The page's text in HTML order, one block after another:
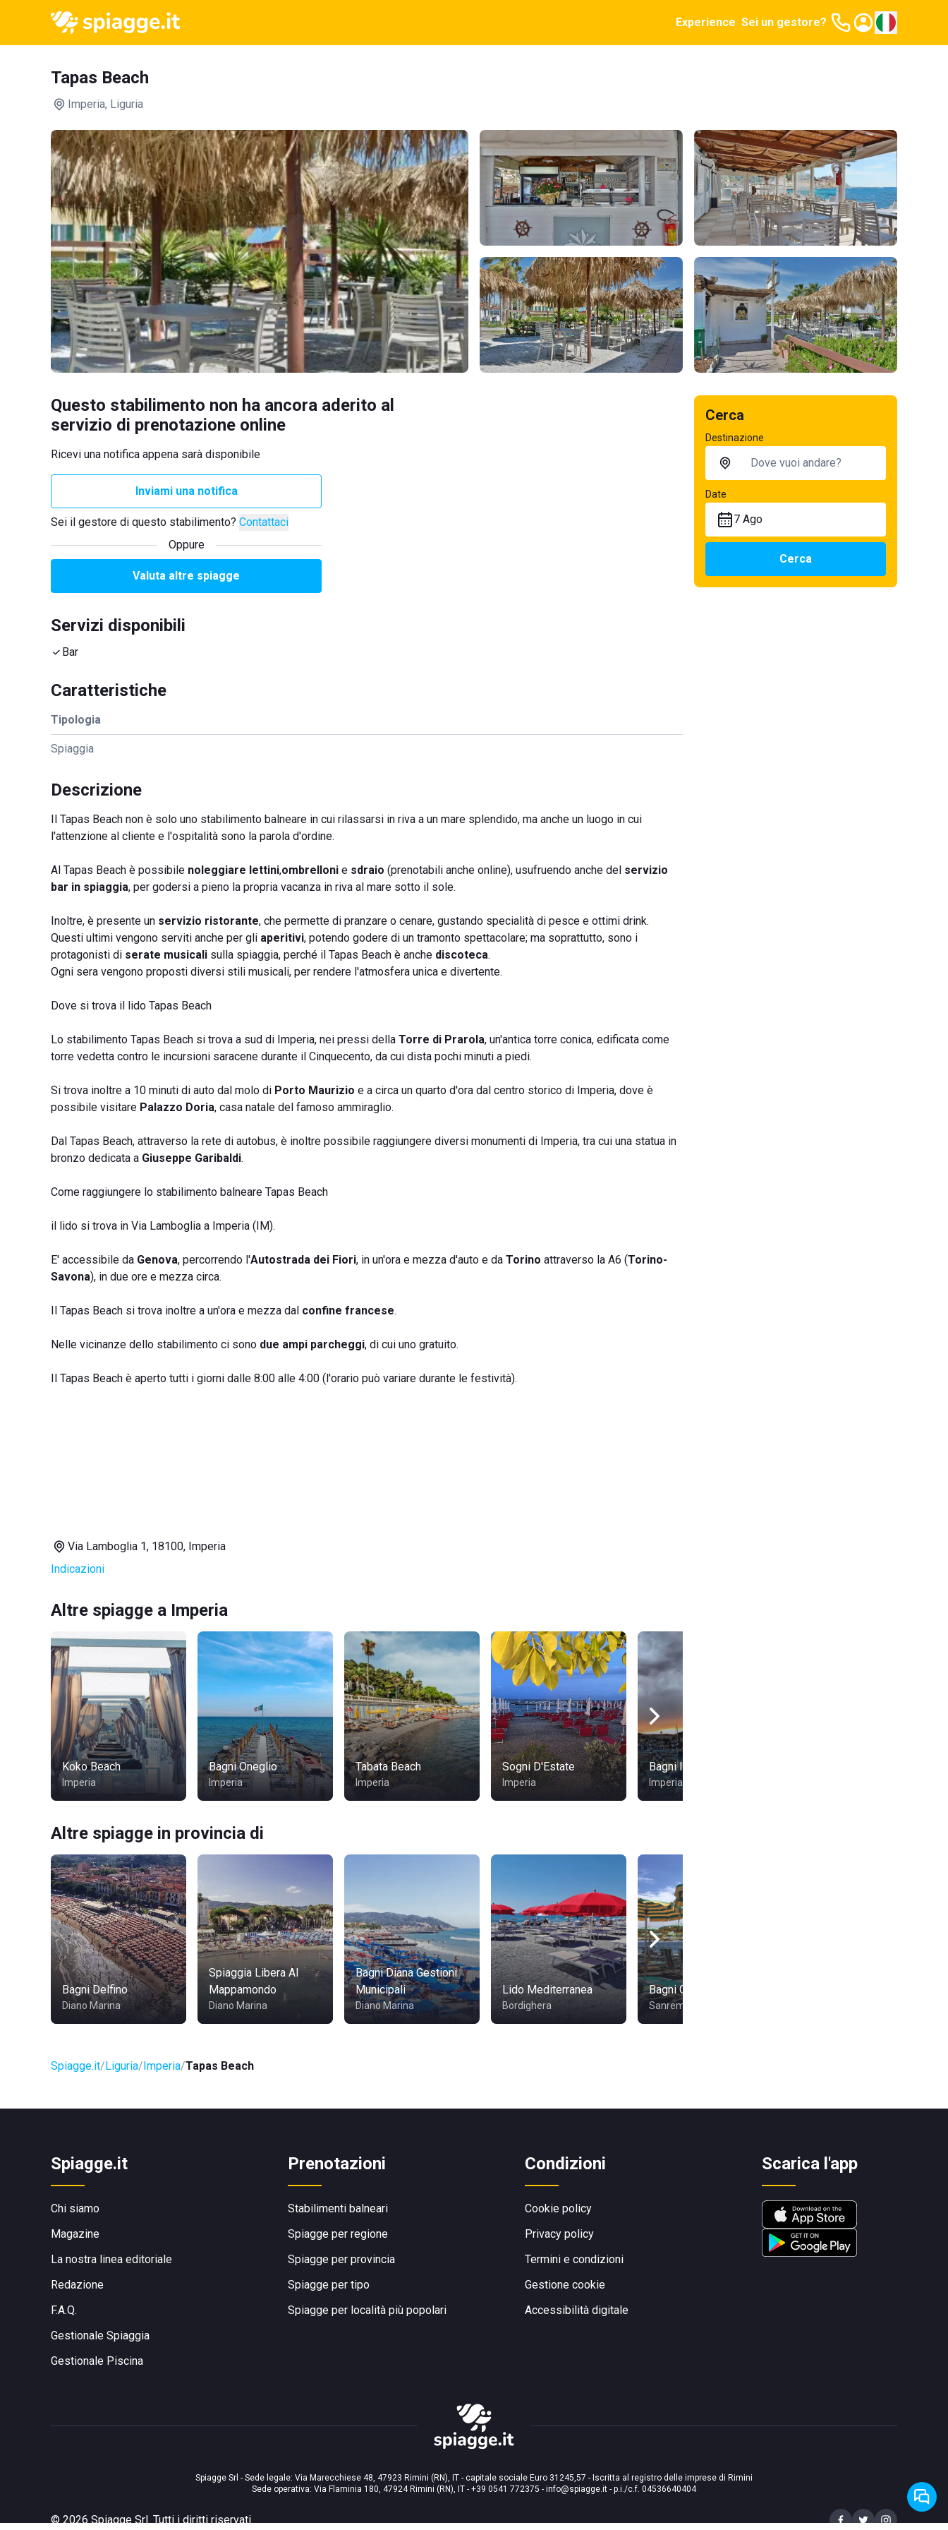
Experience Sei un gestore?
Tapas Beach
Imperia, Liguria
Questo stabilimento non ha ancora aderito al
servizio di prenotazione online
Ricevi una notifica appena sarà disponibile
Inviami una notifica
Sei il gestore di questo stabilimento? Contattaci
Oppure
Valuta altre spiagge
Servizi disponibili
Bar
Caratteristiche
Tipologia
Spiaggia
Descrizione
Il Tapas Beach non è solo uno stabilimento balneare in cui rilassarsi in riva a un mare splendido, ma anche un luogo in cui
l'attenzione al cliente e l'ospitalità sono la parola d'ordine.
Al Tapas Beach è possibile noleggiare lettini,ombrelloni e sdraio (prenotabili anche online), usufruendo anche del servizio
bar in spiaggia, per godersi a pieno la propria vacanza in riva al mare sotto il sole.
Inoltre, è presente un servizio ristorante, che permette di pranzare o cenare, gustando specialità di pesce e ottimi drink.
Questi ultimi vengono serviti anche per gli aperitivi, potendo godere di un tramonto spettacolare; ma soprattutto, sono i
protagonisti di serate musicali sulla spiaggia, perché il Tapas Beach è anche discoteca.
Ogni sera vengono proposti diversi stili musicali, per rendere l'atmosfera unica e divertente.
Dove si trova il lido Tapas Beach
Lo stabilimento Tapas Beach si trova a sud di Imperia, nei pressi della Torre di Prarola, un'antica torre conica, edificata come
torre vedetta contro le incursioni saracene durante il Cinquecento, da cui dista pochi minuti a piedi.
Si trova inoltre a 10 minuti di auto dal molo di Porto Maurizio e a circa un quarto d'ora dal centro storico di Imperia, dove è
possibile visitare Palazzo Doria, casa natale del famoso ammiraglio.
Dal Tapas Beach, attraverso la rete di autobus, è inoltre possibile raggiungere diversi monumenti di Imperia, tra cui una statua in
bronzo dedicata a Giuseppe Garibaldi.
Come raggiungere lo stabilimento balneare Tapas Beach
il lido si trova in Via Lamboglia a Imperia (IM).
E' accessibile da Genova, percorrendo l'Autostrada dei Fiori, in un'ora e mezza d'auto e da Torino attraverso la A6 (Torino-
Savona), in due ore e mezza circa.
Il Tapas Beach si trova inoltre a un'ora e mezza dal confine francese.
Nelle vicinanze dello stabilimento ci sono due ampi parcheggi, di cui uno gratuito.
Il Tapas Beach è aperto tutti i giorni dalle 8:00 alle 4:00 (l'orario può variare durante le festività).
Via Lamboglia 1, 18100, Imperia
Indicazioni
Altre spiagge a Imperia
Koko Beach
Imperia
Bagni Oneglio
Imperia
Tabata Beach
Imperia
Sogni D'Estate
Imperia
Bagni Il Moletto
Imperia
Altre spiagge in provincia di
Bagni Delfino
Diano Marina
Spiaggia Libera Al
Mappamondo
Diano Marina
Bagni Diana Gestioni
Municipali
Diano Marina
Lido Mediterranea
Bordighera
Bagni Gabriella
Sanremo
Spiagge.it Liguria Imperia Tapas Beach
Cerca
Destinazione
Date
7 Ago
Cerca
Spiagge.it
Chi siamo
Magazine
La nostra linea editoriale
Redazione
F.A.Q.
Gestionale Spiaggia
Gestionale Piscina
Prenotazioni
Stabilimenti balneari
Spiagge per regione
Spiagge per provincia
Spiagge per tipo
Spiagge per località più popolari
Condizioni
Cookie policy
Privacy policy
Termini e condizioni
Gestione cookie
Accessibilità digitale
Scarica l'app
Spiagge Srl - Sede legale: Via Marecchiese 48, 47923 Rimini (RN), IT - capitale sociale Euro 31245,57 - Iscritta al registro delle imprese di Rimini
Sede operativa: Via Flaminia 180, 47924 Rimini (RN), IT - +39 0541 772375 - info@spiagge.it - p.i./c.f. 04536640404
©2026 Spiagge Srl. Tutti i diritti riservati.